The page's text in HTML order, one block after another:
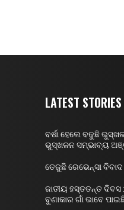
LATEST STORIES
ବର୍ଷା ହେଲେ ବଢୁଛି
ଭୁସ୍ଖଳନ ସମ୍ଭାବ୍ୟ
ତେଜୁଛି ରେଭେନ୍ସା
ଜାତୀୟ ହସ୍ତତନ୍ତ ଦିବସ
ବୁଣାକାର ଗାଁ ଭାବେ